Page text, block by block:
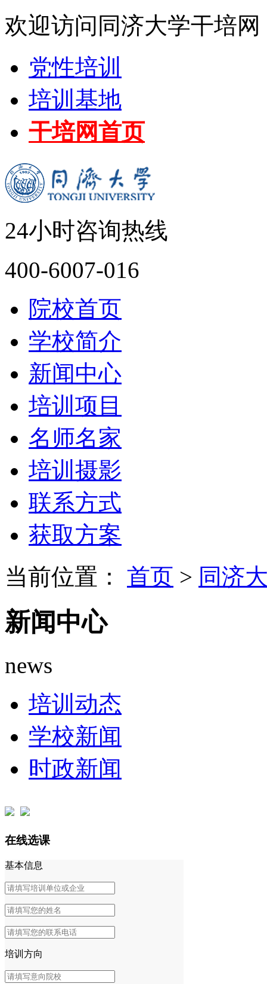
欢迎访问同济大学干培网
党性培训
培训基地
干培网首页
24小时咨询热线
400-6007-016
院校首页
学校简介
新闻中心
培训项目
名师名家
培训摄影
联系方式
获取方案
当前位置： 首页 > 同济
新闻中心
news
培训动态
学校新闻
时政新闻
在线选课
基本信息
培训方向